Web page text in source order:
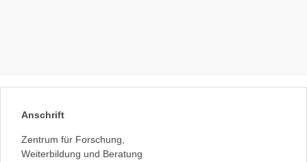
Anschrift
Zentrum für Forschung,
Weiterbildung und Beratung